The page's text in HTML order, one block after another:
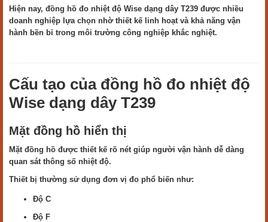
Hiện nay, đồng hồ đo nhiệt độ Wise dạng dây T239 được nhiều
doanh nghiệp lựa chọn nhờ thiết kế linh hoạt và khả năng vận
hành bền bỉ trong môi trường công nghiệp khắc nghiệt.
Cấu tạo của đồng hồ đo nhiệt độ
Wise dạng dây T239
Mặt đồng hồ hiển thị
Mặt đồng hồ được thiết kế rõ nét giúp người vận hành dễ dàng
quan sát thông số nhiệt độ.
Thiết bị thường sử dụng đơn vị đo phổ biến như:
Độ C
Độ F